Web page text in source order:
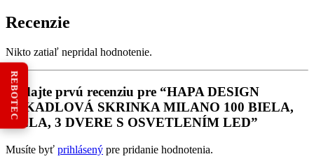
Recenzie
Nikto zatiaľ nepridal hodnotenie.
Pridajte prvú recenziu pre “HAPA DESIGN
ZRKADLOVÁ SKRINKA MILANO 100 BIELA,
BIELA, 3 DVERE S OSVETLENÍM LED”
Musíte byť prihlásený pre pridanie hodnotenia.
REBOTEC